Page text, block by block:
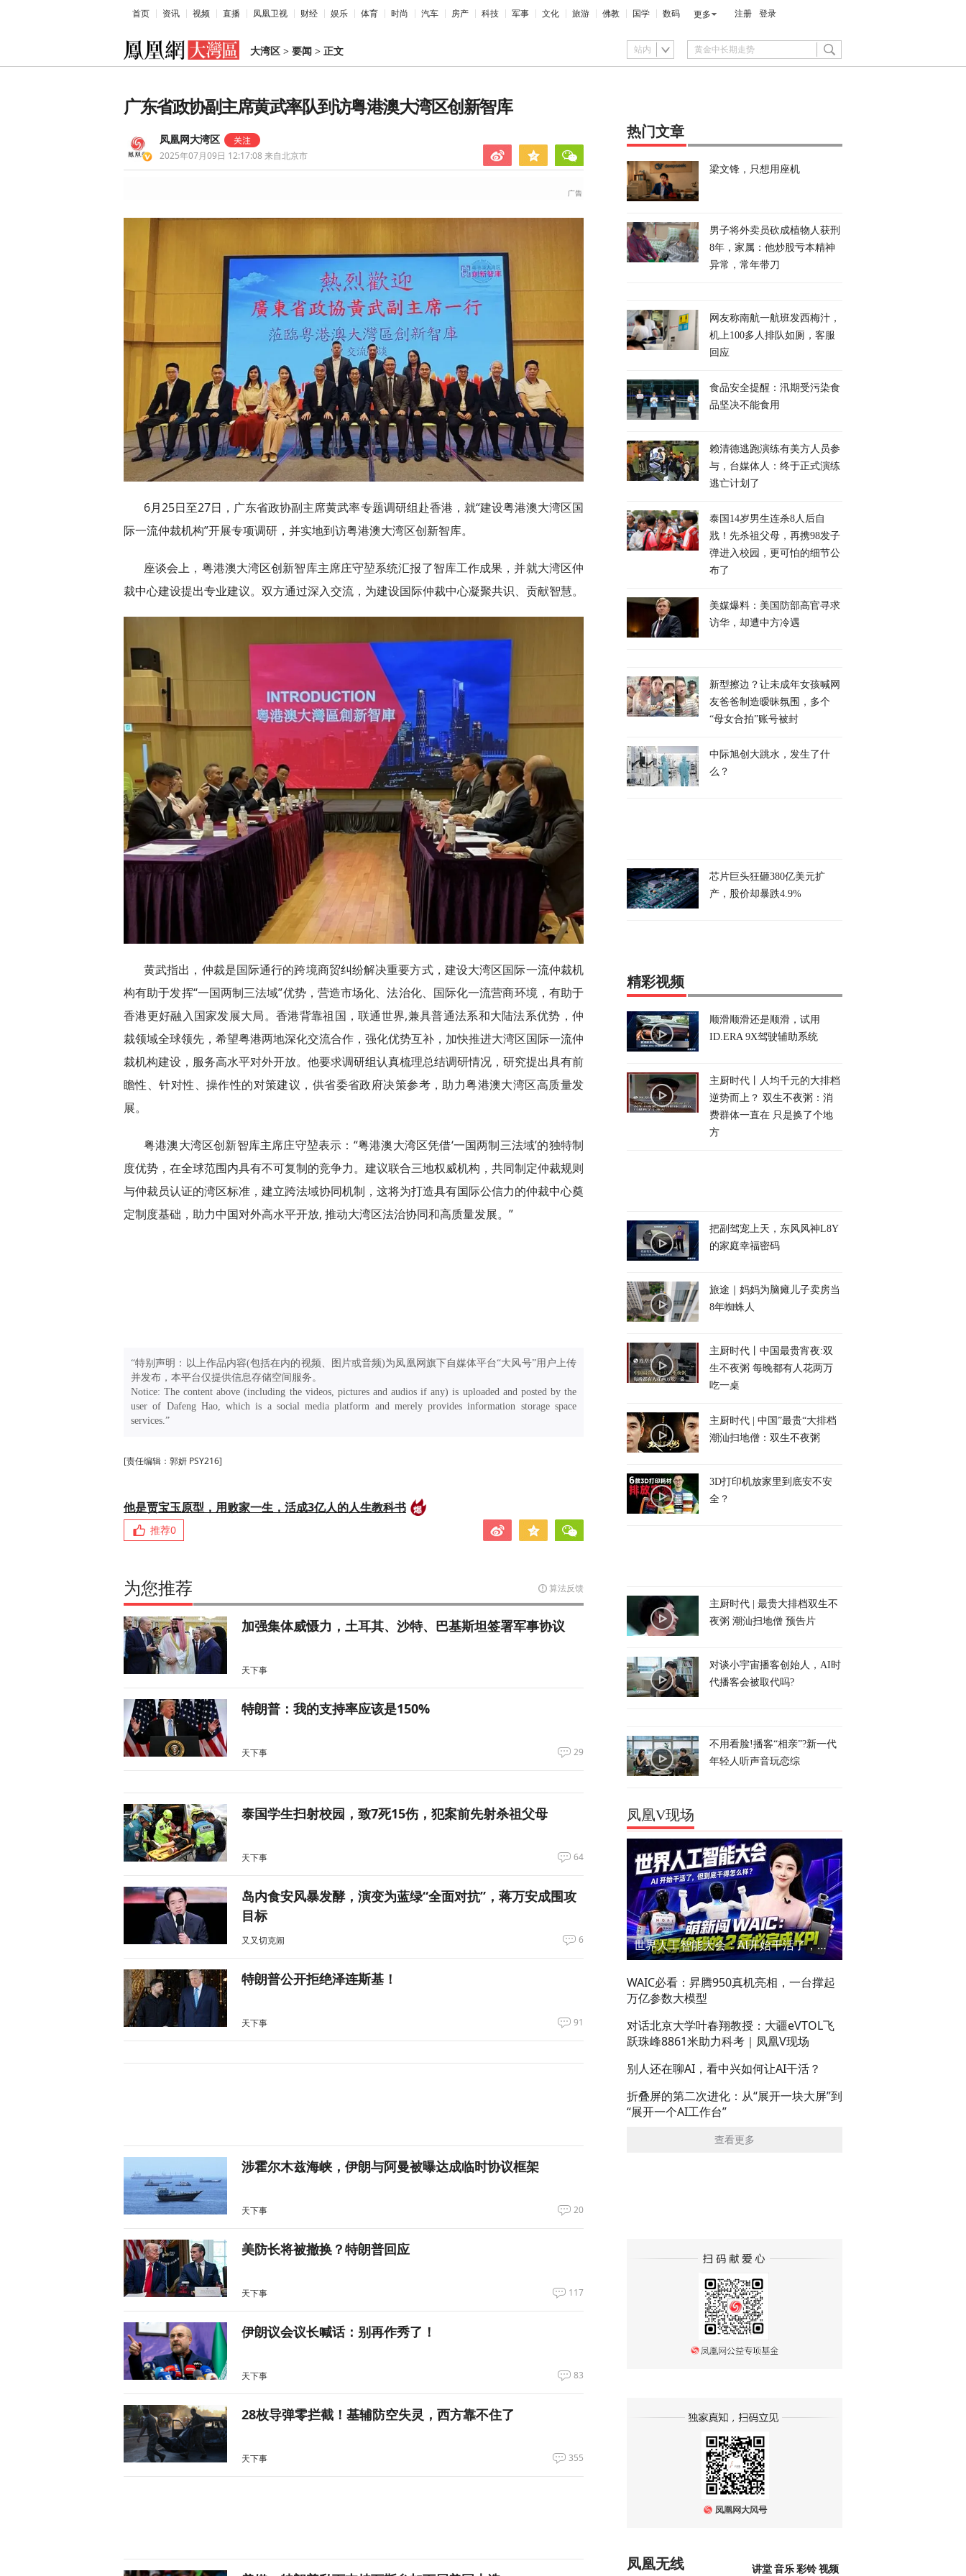
首页 资讯 视频 直播 凤凰卫视 财经 娱乐 体育 时尚 汽车 房产 科技 军事 文化 旅游 佛教 国学 数码 更多 注册 登录
大湾区 > 要闻 > 正文 站内
广东省政协副主席黄武率队到访粤港澳大湾区创新智库
凤凰网大湾区
2025年07月09日 12:17:08 来自北京市
6月25日至27日，广东省政协副主席黄武率专题调研组赴香港，就“建设粤港澳大湾区国
际一流仲裁机构”开展专项调研，并实地到访粤港澳大湾区创新智库。
座谈会上，粤港澳大湾区创新智库主席庄守堃系统汇报了智库工作成果，并就大湾区仲
裁中心建设提出专业建议。双方通过深入交流，为建设国际仲裁中心凝聚共识、贡献智慧。
黄武指出，仲裁是国际通行的跨境商贸纠纷解决重要方式，建设大湾区国际一流仲裁机
构有助于发挥“一国两制三法域”优势，营造市场化、法治化、国际化一流营商环境，有助于
香港更好融入国家发展大局。香港背靠祖国，联通世界,兼具普通法系和大陆法系优势，仲
裁领域全球领先，希望粤港两地深化交流合作，强化优势互补，加快推进大湾区国际一流仲
裁机构建设，服务高水平对外开放。他要求调研组认真梳理总结调研情况，研究提出具有前
瞻性、针对性、操作性的对策建议，供省委省政府决策参考，助力粤港澳大湾区高质量发
展。
粤港澳大湾区创新智库主席庄守堃表示：“粤港澳大湾区凭借‘一国两制三法域’的独特制
度优势，在全球范围内具有不可复制的竞争力。建议联合三地权威机构，共同制定仲裁规则
与仲裁员认证的湾区标准，建立跨法域协同机制，这将为打造具有国际公信力的仲裁中心奠
定制度基础，助力中国对外高水平开放, 推动大湾区法治协同和高质量发展。”
“特别声明：以上作品内容(包括在内的视频、图片或音频)为凤凰网旗下自媒体平台“大风号”用户上传
并发布，本平台仅提供信息存储空间服务。
Notice: The content above (including the videos, pictures and audios if any) is uploaded and posted by the
user of Dafeng Hao, which is a social media platform and merely provides information storage space
services.”
[责任编辑：郭妍 PSY216]
他是贾宝玉原型，用败家一生，活成3亿人的人生教科书
推荐0
为您推荐 算法反馈
加强集体威慑力，土耳其、沙特、巴基斯坦签署军事协议
天下事
特朗普：我的支持率应该是150%
天下事 29
泰国学生扫射校园，致7死15伤，犯案前先射杀祖父母
天下事 64
岛内食安风暴发酵，演变为蓝绿“全面对抗”，蒋万安成围攻
目标
又又切克闹 6
特朗普公开拒绝泽连斯基！
天下事 91
涉霍尔木兹海峡，伊朗与阿曼被曝达成临时协议框架
天下事 20
美防长将被撤换？特朗普回应
天下事 117
伊朗议会议长喊话：别再作秀了！
天下事 83
28枚导弹零拦截！基辅防空失灵，西方靠不住了
天下事 355
热门文章
梁文锋，只想用座机
男子将外卖员砍成植物人获刑
8年，家属：他炒股亏本精神
异常，常年带刀
网友称南航一航班发西梅汁，
机上100多人排队如厕，客服
回应
食品安全提醒：汛期受污染食
品坚决不能食用
赖清德逃跑演练有美方人员参
与，台媒体人：终于正式演练
逃亡计划了
泰国14岁男生连杀8人后自
戕！先杀祖父母，再携98发子
弹进入校园，更可怕的细节公
布了
美媒爆料：美国防部高官寻求
访华，却遭中方冷遇
新型擦边？让未成年女孩喊网
友爸爸制造暧昧氛围，多个
“母女合拍”账号被封
中际旭创大跳水，发生了什
么？
芯片巨头狂砸380亿美元扩
产，股价却暴跌4.9%
精彩视频
顺滑顺滑还是顺滑，试用
ID.ERA 9X驾驶辅助系统
主厨时代丨人均千元的大排档
逆势而上？ 双生不夜粥：消
费群体一直在 只是换了个地
方
把副驾宠上天，东风风神L8Y
的家庭幸福密码
旅途｜妈妈为脑瘫儿子卖房当
8年蜘蛛人
主厨时代丨中国最贵宵夜:双
生不夜粥 每晚都有人花两万
吃一桌
主厨时代 | 中国”最贵“大排档
潮汕扫地僧：双生不夜粥
3D打印机放家里到底安不安
全？
主厨时代 | 最贵大排档双生不
夜粥 潮汕扫地僧 预告片
对谈小宇宙播客创始人，AI时
代播客会被取代吗?
不用看脸!播客“相亲”?新一代
年轻人听声音玩恋综
凤凰V现场
世界人工智能大会：AI开始干活了，但到底干的怎么样？萌新闯WAIC
WAIC必看：昇腾950真机亮相，一台撑起
万亿参数大模型
对话北京大学叶春翔教授：大疆eVTOL飞
跃珠峰8861米助力科考｜凤凰V现场
别人还在聊AI，看中兴如何让AI干活？
折叠屏的第二次进化：从“展开一块大屏”到
“展开一个AI工作台”
查看更多
讲堂 音乐 彩铃 视频
凤凰无线